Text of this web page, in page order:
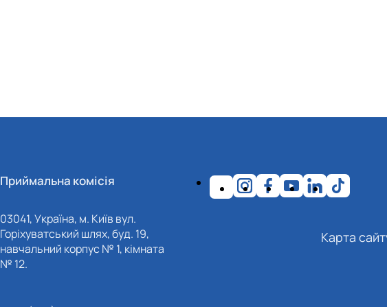
Приймальна комісія
03041, Україна, м. Київ вул.
Горіхуватський шлях, буд. 19,
навчальний корпус № 1, кімната
№ 12.
Карта